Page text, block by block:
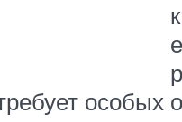
особых